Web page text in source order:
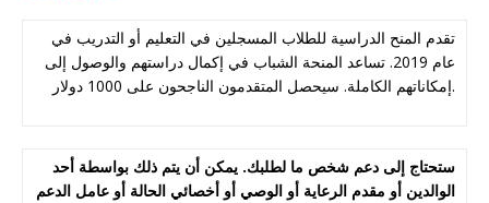
تقدم المنح الدراسية للطلاب المسجلين في التعليم أو التدريب في
عام 2019. تساعد المنحة الشباب في إكمال دراستهم والوصول إلى
إمكاناتهم الكاملة. سيحصل المتقدمون الناجحون على 1000 دولار.
ستحتاج إلى دعم شخص ما لطلبك. يمكن أن يتم ذلك بواسطة أحد
الوالدين أو مقدم الرعاية أو الوصي أو أخصائي الحالة أو عامل الدعم